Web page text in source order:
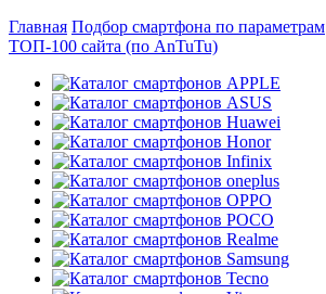
Главная Подбор смартфона по параметрам
ТОП-100 сайта (по AnTuTu)